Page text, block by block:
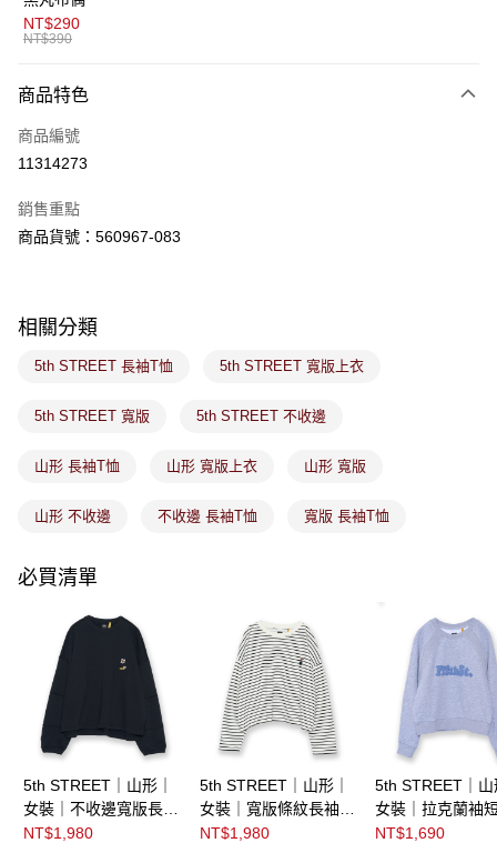
２．便利：只要手機號碼，簡訊認證，即可結帳。
３．安心：先確認商品／服務後，再付款。
１．於結帳方式選擇「AFTEE先享後付」後，將跳轉至「AFTEE先享後付」
２．訂單成立數日內，您將收到繳費通知簡訊。
３．收到繳費通知簡訊後14天內，點擊此簡訊中的連結，可透過四大超商／
購買商品的店家。未經商家同意取消之訂單仍視為有效，需透過AFTEE先享
後付繳納相關費用。
【注意事項】
易，需依本服務之必要範圍內提供個人資料，並將交易相關給付款項請求債
２．關於個人資料處理事宜，請瀏覽以下網址：
「AFTEE先享後付」，若未經同意申辦者引起之損失，本公司不負相關責
４．使用「AFTEE先享後付」時，將依據個別帳號之用戶狀況，依本公司即
５．嚴禁一人註冊多個帳號或使用他人資訊註冊。若發現惡意使用之情形，
運送方式
全家取貨付款
免運費
免運費
7-11取貨付款
免運費
宅配
免運費
NT$290
NT$390
商品特色
商品編號
11314273
銷售重點
商品貨號：560967-083
相關分類
5th STREET 長袖T恤 5th STREET 寬版上衣
5th STREET 寬版 5th STREET 不收邊
山形 長袖T恤 山形 寬版上衣 山形 寬版
山形 不收邊 不收邊 長袖T恤 寬版 長袖T恤
必買清單
5th STREET｜山形｜
女裝｜不收邊寬版長袖
T恤｜黑色
NT$1,980
5th STREET｜山形｜
女裝｜寬版條紋長袖T
恤｜米白色
NT$1,980
5th STREET｜山
女裝｜拉克蘭袖
袖T恤｜麻灰色
NT$1,690